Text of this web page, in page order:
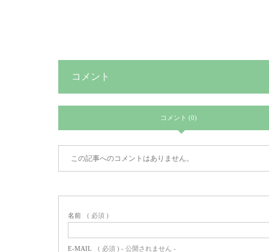
コメント
コメント (0)
この記事へのコメントはありません。
名前 ( 必須 )
E-MAIL ( 必須 ) - 公開されません -